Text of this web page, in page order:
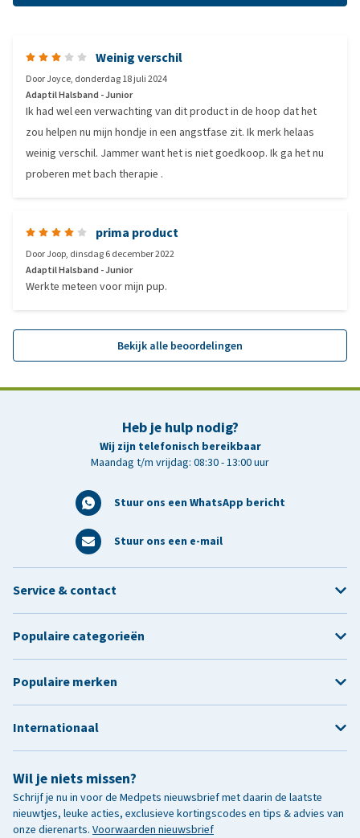
Weinig verschil
DoorJoyce, donderdag 18 juli 2024
Adaptil Halsband - Junior
Ik had wel een verwachting van dit product in de hoop dat het
zou helpen nu mijn hondje in een angstfase zit. Ik merk helaas
weinig verschil. Jammer want het is niet goedkoop. Ik ga het nu
proberen met bach therapie .
prima product
DoorJoop, dinsdag 6 december 2022
Adaptil Halsband - Junior
Werkte meteen voor mijn pup.
Bekijk alle beoordelingen
Heb je hulp nodig?
Wij zijn telefonisch bereikbaar
Maandag t/m vrijdag: 08:30 - 13:00 uur
Stuur ons een WhatsApp bericht
Stuur ons een e-mail
Wil je niets missen?
Schrijf je nu in voor de Medpets nieuwsbrief met daarin de laatste
nieuwtjes, leuke acties, exclusieve kortingscodes en tips & advies van
onze dierenarts. Voorwaarden nieuwsbrief
Service & contact
Populaire categorieën
Populaire merken
Internationaal